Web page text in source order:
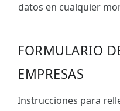
datos en cualquier
FORMULARIO
EMPRESAS
Instrucciones para